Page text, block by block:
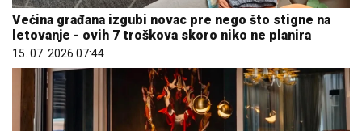
Većina građana izgubi novac pre nego što stigne na
letovanje - ovih 7 troškova skoro niko ne planira
15. 07. 2026 07:44